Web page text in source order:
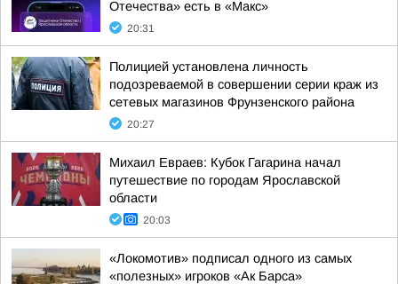
Отечества» есть в «Макс»
20:31
Полицией установлена личность
подозреваемой в совершении серии краж из
сетевых магазинов Фрунзенского района
20:27
Михаил Евраев: Кубок Гагарина начал
путешествие по городам Ярославской
области
20:03
«Локомотив» подписал одного из самых
«полезных» игроков «Ак Барса»